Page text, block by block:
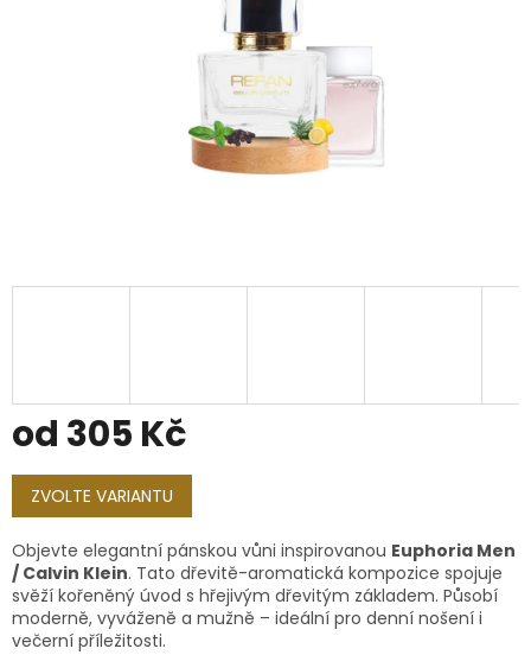
od 305 Kč
Měrná
cena:
ZVOLTE VARIANTU
Objevte elegantní pánskou vůni inspirovanou Euphoria Men
/ Calvin Klein. Tato dřevitě-aromatická kompozice spojuje
svěží kořeněný úvod s hřejivým dřevitým základem. Působí
moderně, vyváženě a mužně – ideální pro denní nošení i
večerní příležitosti.